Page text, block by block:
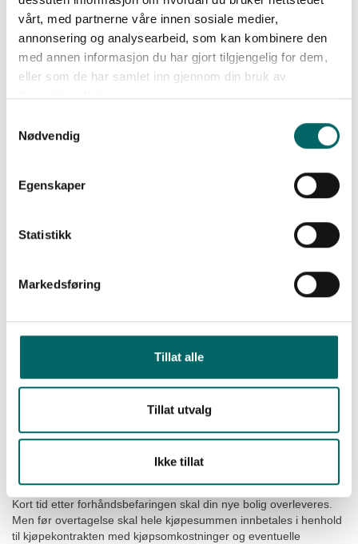
vårt, med partnerne våre innen sosiale medier,
annonsering og analysearbeid, som kan kombinere den
med annen informasjon du har gjort tilgjengelig for dem,
eller som de har samlet inn gjennom din bruk av
tjenestene deres.
Nødvendig
Egenskaper
Statistikk
Markedsføring
Tillat alle
Tillat utvalg
Ikke tillat
Når boligen nærmer seg ferdigstillelse får kjøpere innkalling til
forhåndsbefaring og overtagelse. Under forhåndsbefaringen går
leveransen samsvarer med det som er avtalt. Her kan du ta mål
Kort tid etter forhåndsbefaringen skal din nye bolig overleveres.
Men før overtagelse skal hele kjøpesummen innbetales i henhold
til kjøpekontrakten med kjøpsomkostninger og eventuelle